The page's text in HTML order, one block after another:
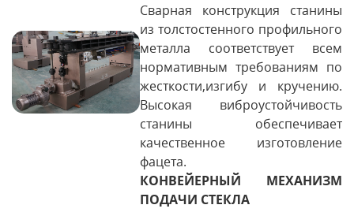
Сварная конструкция станины
из толстостенного профильного
металла соответствует всем
нормативным требованиям по
жесткости,изгибу и кручению.
Высокая виброустойчивость
станины обеспечивает
качественное изготовление
фацета.
КОНВЕЙЕРНЫЙ МЕХАНИЗМ
ПОДАЧИ СТЕКЛА